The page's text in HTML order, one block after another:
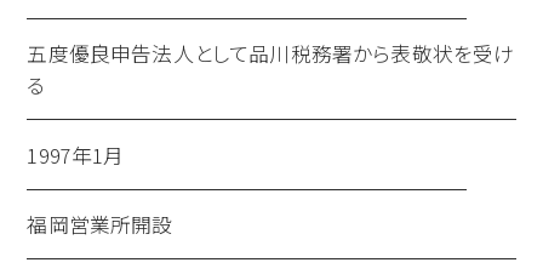
五度優良申告法人として品川税務署から表敬状を受け
る
1997年1月
福岡営業所開設